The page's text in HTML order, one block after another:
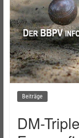
Beiträge
DM-